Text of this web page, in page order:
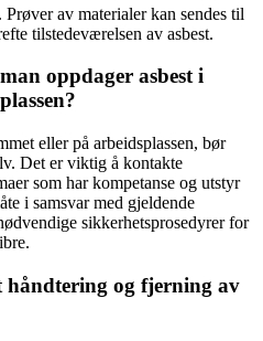
av materialer kan sendes til
tilstedeværelsen av asbest.
oppdager asbest i
eller på arbeidsplassen, bør
Det er viktig å kontakte
som har kompetanse og utstyr
i samsvar med gjeldende
sikkerhetsprosedyrer for
håndtering og fjerning av